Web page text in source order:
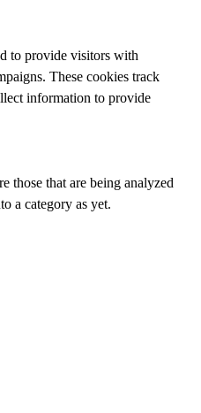
to provide visitors with
These cookies track
information to provide
those that are being analyzed
a category as yet.